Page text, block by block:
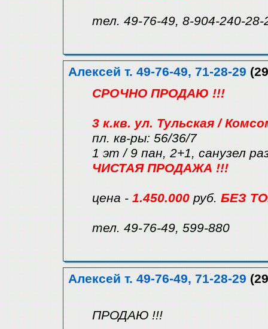
тел. 49-76-49, 8-904-240-28-
Алексей т. 49-76-49, 71-28-29
СРОЧНО ПРОДАЮ !!!
3 к.кв. ул. Тульская /
пл. кв-ры: 56/36/7
1 эт / 9 пан, 2+1, санузел
ЧИСТАЯ ПРОДАЖА !!!
цена - 1.450.000 руб. БЕЗ
тел. 49-76-49, 599-880
Алексей т. 49-76-49, 71-28-29
ПРОДАЮ !!!